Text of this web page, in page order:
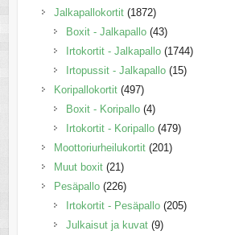
Jalkapallokortit (1872)
Boxit - Jalkapallo (43)
Irtokortit - Jalkapallo (1744)
Irtopussit - Jalkapallo (15)
Koripallokortit (497)
Boxit - Koripallo (4)
Irtokortit - Koripallo (479)
Moottoriurheilukortit (201)
Muut boxit (21)
Pesäpallo (226)
Irtokortit - Pesäpallo (205)
Julkaisut ja kuvat (9)